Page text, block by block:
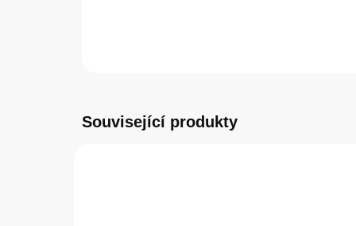
Související produkty